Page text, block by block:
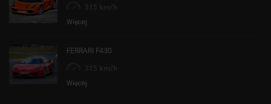
315 km/h
Więcej
FERRARI F430
315 km/h
Więcej